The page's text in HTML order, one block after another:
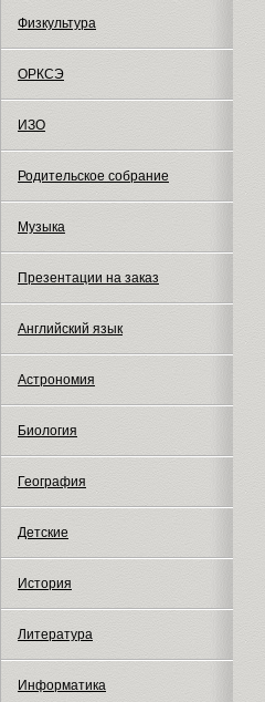
Физкультура
ОРКСЭ
ИЗО
Родительское собрание
Музыка
Презентации на заказ
Английский язык
Астрономия
Биология
География
Детские
История
Литература
Информатика